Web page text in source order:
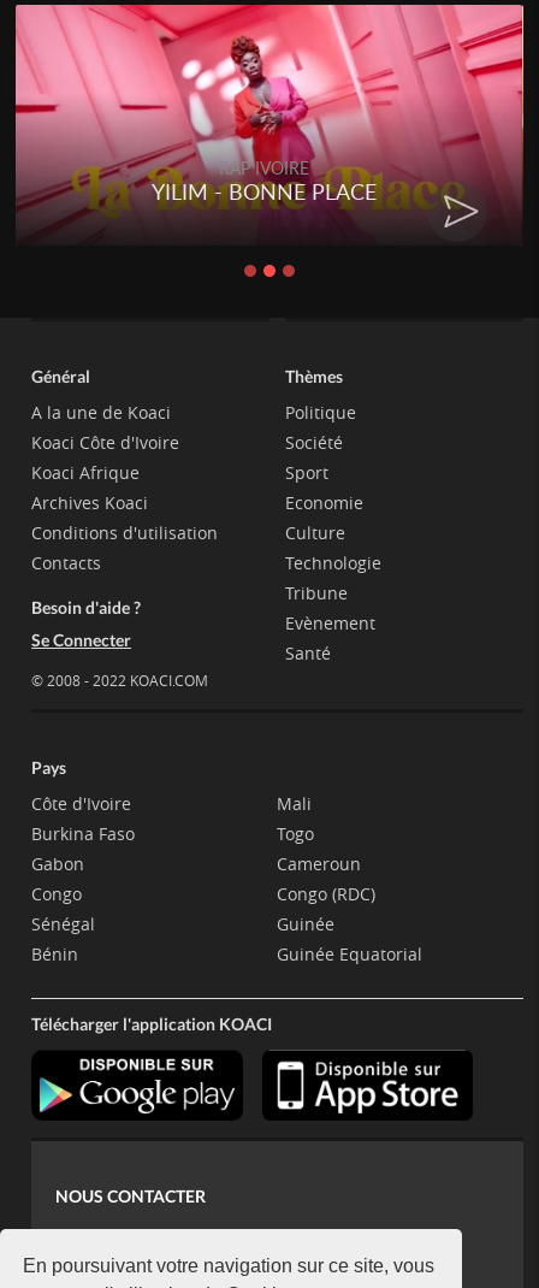
En poursuivant votre navigation sur ce site, vous
RAP IVOIRE
YILIM - BONNE PLACE
Général
A la une de Koaci
Koaci Côte d'Ivoire
Koaci Afrique
Archives Koaci
Conditions d'utilisation
Contacts
Besoin d'aide ?
Se Connecter
© 2008 - 2022 KOACI.COM
Thèmes
Politique
Société
Sport
Economie
Culture
Technologie
Tribune
Evènement
Santé
Pays
Côte d'Ivoire
Burkina Faso
Gabon
Congo
Sénégal
Bénin
Mali
Togo
Cameroun
Congo (RDC)
Guinée
Guinée Equatorial
Télécharger l'application KOACI
NOUS CONTACTER
koaci@yahoo.fr